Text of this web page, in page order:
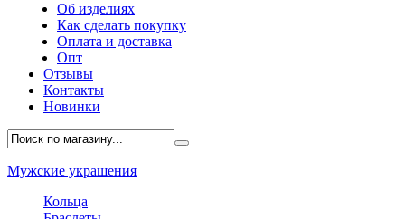
Об изделиях
Как сделать покупку
Оплата и доставка
Опт
Отзывы
Контакты
Новинки
Мужские украшения
Кольца